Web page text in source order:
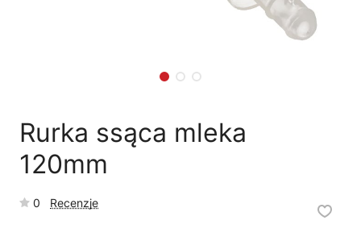
Rurka ssąca mleka
120mm
0 Recenzje
Reklamacja towaru